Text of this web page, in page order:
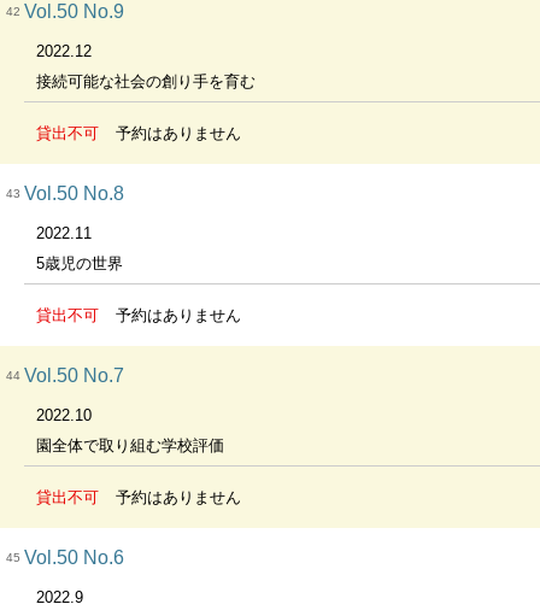
42 Vol.50 No.9
2022.12
接続可能な社会の創り手を育む
貸出不可 予約はありません
43 Vol.50 No.8
2022.11
5歳児の世界
貸出不可 予約はありません
44 Vol.50 No.7
2022.10
園全体で取り組む学校評価
貸出不可 予約はありません
45 Vol.50 No.6
2022.9